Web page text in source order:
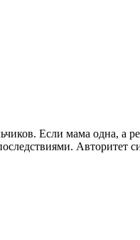
Если мама одна, а